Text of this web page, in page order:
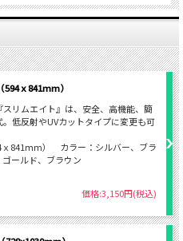
594ｘ841mm）
スリムエイト』は、安全、高機能、簡
低反射やUVカットタイプに変更も可
ｘ841mm） カラー：シルバー、ブラ
ールド、ブラウン
価格:3,150円(税込)